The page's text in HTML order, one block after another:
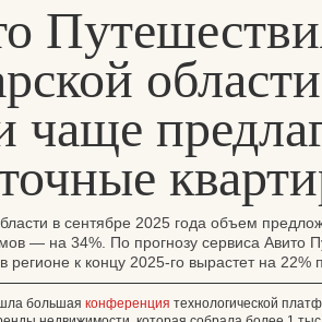
чаще
в сентябре 2025 года объем
— на 34%. По прогнозу сервиса Авито
регионе к концу 2025-го вырастет на
большая конференция технологической